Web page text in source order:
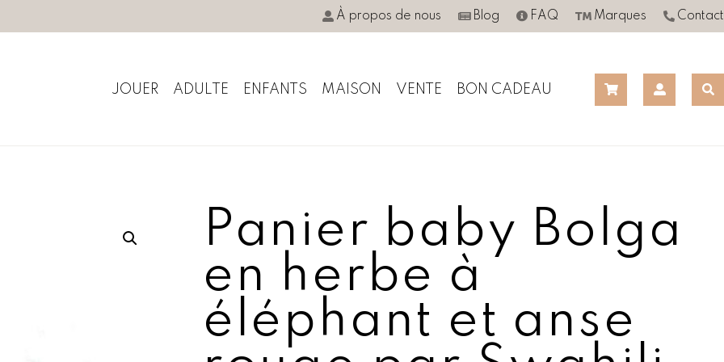
À propos de nous Blog FAQ Marques Contact
JOUER ADULTE ENFANTS MAISON VENTE BON CADEAU
Panier baby Bolga
en herbe à
éléphant et anse